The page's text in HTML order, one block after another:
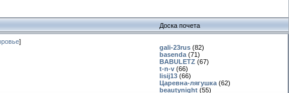
Доска почета
]
gali-23rus (82)
basenda (71)
BABULETZ (67)
t-n-v (66)
lisij13 (66)
Царевна-лягушка (62)
beautynight (55)